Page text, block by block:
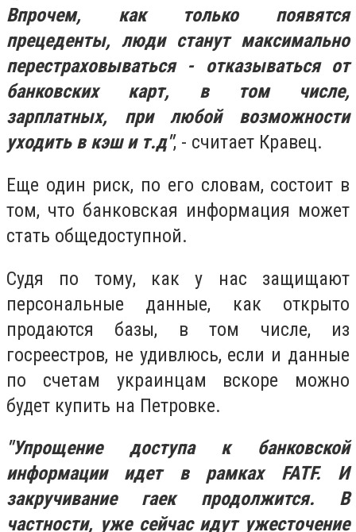
Впрочем, как только появятся
прецеденты, люди станут максимально
перестраховываться - отказываться от
банковских карт, в том числе,
зарплатных, при любой возможности
уходить в кэш и т.д", - считает Кравец.
Еще один риск, по его словам, состоит в
том, что банковская информация может
стать общедоступной.
Судя по тому, как у нас защищают
персональные данные, как открыто
продаются базы, в том числе, из
госреестров, не удивлюсь, если и данные
по счетам украинцам вскоре можно
будет купить на Петровке.
"Упрощение доступа к банковской
информации идет в рамках FATF. И
закручивание гаек продолжится. В
частности, уже сейчас идут ужесточение